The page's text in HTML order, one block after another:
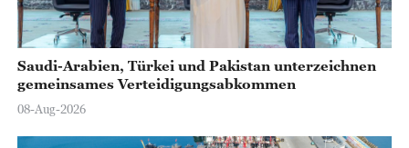
Saudi-Arabien, Türkei und Pakistan unterzeichnen
gemeinsames Verteidigungsabkommen
08-Aug-2026